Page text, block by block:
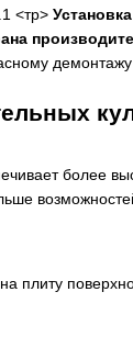
<тр> Установка
демонтажу
более
плиту